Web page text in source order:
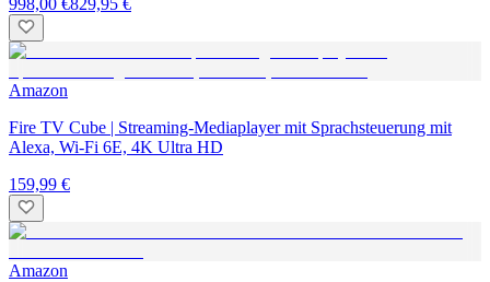
998,00 €829,95 €
Amazon
Fire TV Cube | Streaming-Mediaplayer mit Sprachsteuerung mit
Alexa, Wi-Fi 6E, 4K Ultra HD
159,99 €
Amazon